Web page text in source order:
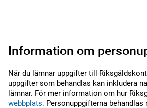
Information om
När du lämnar uppgifter till
uppgifter som behandlas kan inkludera
lämnar. För mer information om hur
webbplats. Personuppgifterna